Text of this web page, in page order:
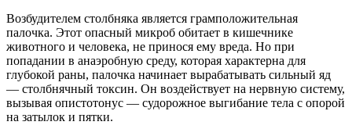
Возбудителем столбняка является грамположительная
палочка. Этот опасный микроб обитает в кишечнике
животного и человека, не принося ему вреда. Но при
попадании в анаэробную среду, которая характерна для
глубокой раны, палочка начинает вырабатывать сильный яд
— столбнячный токсин. Он воздействует на нервную систему,
вызывая опистотонус — судорожное выгибание тела с опорой
на затылок и пятки.